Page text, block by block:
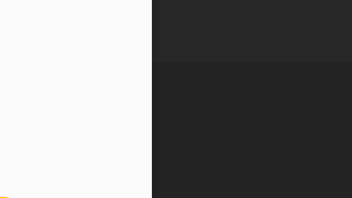
call